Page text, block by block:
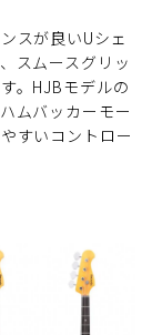
スが良いUシェ
スムースグリッ
。HJBモデルの
ムバッカーモー
すいコントロー